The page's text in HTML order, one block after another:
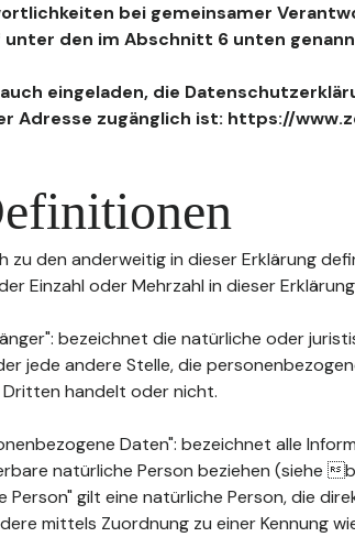
bei gemeinsamer
unter den im Abschnitt 6 unten
eingeladen, die
Adresse zugänglich ist: https://
zu den anderweitig in dieser Erklärung
Einzahl oder Mehrzahl in dieser
bezeichnet die natürliche oder
jede andere Stelle, die
Dritten handelt oder nicht.
Daten": bezeichnet alle
natürliche Person beziehen (siehe
Person" gilt eine natürliche Person, die
mittels Zuordnung zu einer Kennung